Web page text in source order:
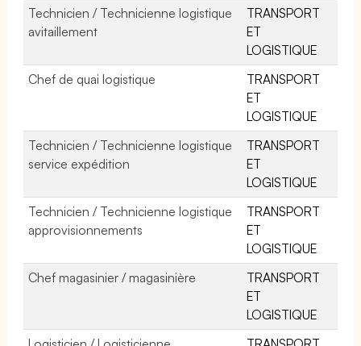
Technicien / Technicienne logistique
avitaillement
TRANSPORT
ET
LOGISTIQUE
Chef de quai logistique
TRANSPORT
ET
LOGISTIQUE
Technicien / Technicienne logistique
service expédition
TRANSPORT
ET
LOGISTIQUE
Technicien / Technicienne logistique
approvisionnements
TRANSPORT
ET
LOGISTIQUE
Chef magasinier / magasinière
TRANSPORT
ET
LOGISTIQUE